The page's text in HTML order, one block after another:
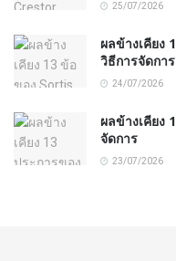
25/07/2026
ผลข้างเคีย
วิธีการจัดการ
24/07/2026
ผลข้างเคียง
จัดการ
23/07/2026